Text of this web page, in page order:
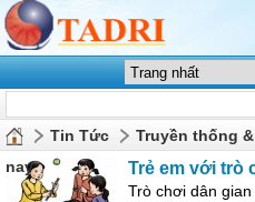
Tin Tức Truyền thống
nay
Trẻ em với trò
Trò chơi dân